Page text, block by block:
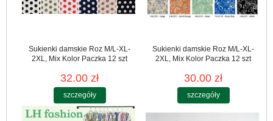
Sukienki damskie Roz M/L-XL-
2XL, Mix Kolor Paczka 12 szt
32.00 zł
szczegóły
Sukienki damskie Roz M/L-XL-
2XL, Mix Kolor Paczka 12 szt
30.00 zł
szczegóły